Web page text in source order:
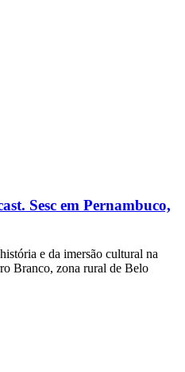
Sesc em Pernambuco,
e da imersão cultural na
Branco, zona rural de Belo